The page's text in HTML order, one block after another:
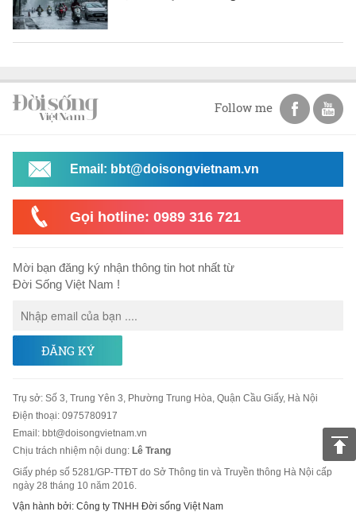
Follow me
Email: bbt@doisongvietnam.vn
Gọi hotline: 0989 316 721
Mời bạn đăng ký nhận thông tin hot nhất từ
Đời Sống Việt Nam !
ĐĂNG KÝ
Trụ sở: Số 3, Trung Yên 3, Phường Trung Hòa, Quận Cầu Giấy, Hà Nội
Điện thoại: 0975780917
Email: bbt@doisongvietnam.vn
Chịu trách nhiệm nội dung: Lê Trang
Giấy phép số 5281/GP-TTĐT do Sở Thông tin và Truyền thông Hà Nội cấp
ngày 28 tháng 10 năm 2016.
Vận hành bởi: Công ty TNHH Đời sống Việt Nam